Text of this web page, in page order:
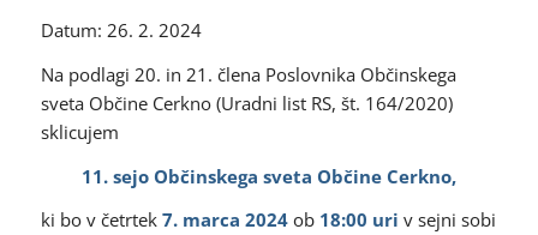
Datum: 26. 2. 2024
Na podlagi 20. in 21. člena Poslovnika Občinskega
sveta Občine Cerkno (Uradni list RS, št. 164/2020)
sklicujem
11. sejo Občinskega sveta Občine Cerkno,
ki bo v četrtek 7. marca 2024 ob 18:00 uri v sejni sobi